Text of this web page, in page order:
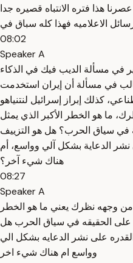
هذا فتره الانتباه قصيره جدا
الاعلاميه فهذا كله سباق في
08:02
Speaker A
في مسألة الديب فيك في الذكاء
في مسألة أن إيران استخدمت
كذلك إبراز إسرائيل لنتنياهو
ما هو الخطر الأكبر الذي يمثل
في سياق الحرب؟ هل هو التزييف
نشر الدعاية بشكل آلي وواسع، أم
هناك شيء آخر؟
08:27
Speaker A
من وجهه نظرك يعني ما هو الخطر
على الحقيقه في سياق الحرب هل
على نشر الدعايه بشكل الي
وواسع ام هناك شيء اخر